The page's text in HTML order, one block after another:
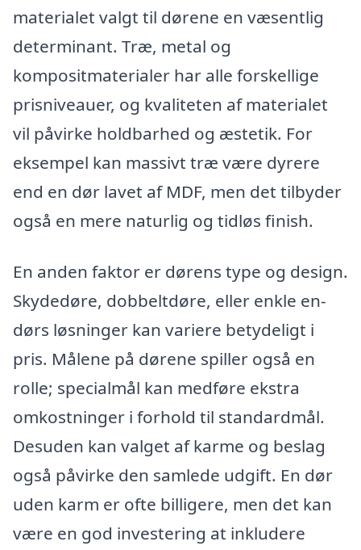
materialet valgt til dørene en væsentlig
determinant. Træ, metal og
kompositmaterialer har alle forskellige
prisniveauer, og kvaliteten af materialet
vil påvirke holdbarhed og æstetik. For
eksempel kan massivt træ være dyrere
end en dør lavet af MDF, men det tilbyder
også en mere naturlig og tidløs finish.
En anden faktor er dørens type og design.
Skydedøre, dobbeltdøre, eller enkle en-
dørs løsninger kan variere betydeligt i
pris. Målene på dørene spiller også en
rolle; specialmål kan medføre ekstra
omkostninger i forhold til standardmål.
Desuden kan valget af karme og beslag
også påvirke den samlede udgift. En dør
uden karm er ofte billigere, men det kan
være en god investering at inkludere